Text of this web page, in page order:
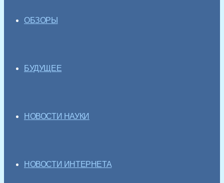
ОБЗОРЫ
БУДУЩЕЕ
НОВОСТИ НАУКИ
НОВОСТИ ИНТЕРНЕТА